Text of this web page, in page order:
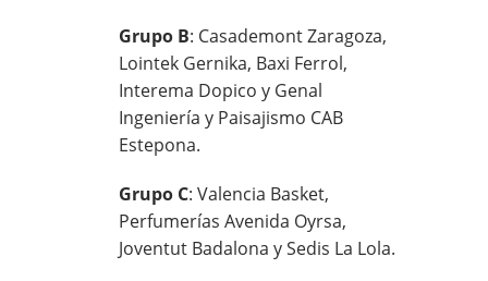
Grupo B: Casademont Zaragoza,
Lointek Gernika, Baxi Ferrol,
Interema Dopico y Genal
Ingeniería y Paisajismo CAB
Estepona.
Grupo C: Valencia Basket,
Perfumerías Avenida Oyrsa,
Joventut Badalona y Sedis La Lola.